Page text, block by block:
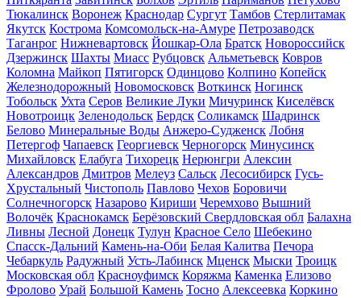
Тюкалинск Воронеж Краснодар Сургут Тамбов Стерлитамак
Якутск Кострома Комсомольск-на-Амуре Петрозаводск
Таганрог Нижневартовск Йошкар-Ола Братск Новороссийск
Дзержинск Шахты Миасс Рубцовск Альметьевск Ковров
Коломна Майкоп Пятигорск Одинцово Колпино Копейск
Железнодорожный Новомосковск Воткинск Ногинск
Тобольск Ухта Серов Великие Луки Мичуринск Киселёвск
Новотроицк Зеленодольск Бердск Соликамск Шадринск
Белово Минеральные Воды Анжеро-Судженск Лобня
Петергоф Чапаевск Георгиевск Черногорск Минусинск
Михайловск Елабуга Тихорецк Нерюнгри Алексин
Александров Дмитров Мелеуз Сальск Лесосибирск Гусь-
Хрустальный Чистополь Павлово Чехов Боровичи
Солнечногорск Назарово Кириши Черемхово Вышний
Волочёк Краснокамск Берёзовский Свердловская обл Балахна
Ливны Лесной Донецк Тулун Красное Село Шебекино
Спасск-Дальний Камень-на-Оби Белая Калитва Печора
Чебаркуль Радужный Усть-Лабинск Мценск Мыски Троицк
Московская обл Красноуфимск Коряжма Каменка Елизово
Фролово Урай Большой Камень Тосно Алексеевка Коркино